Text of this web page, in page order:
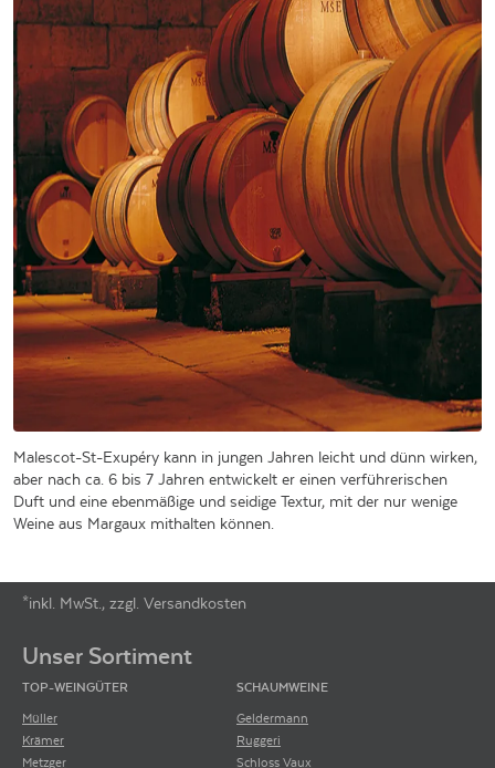
Malescot-St-Exupéry kann in jungen Jahren leicht und dünn wirken,
aber nach ca. 6 bis 7 Jahren entwickelt er einen verführerischen
Duft und eine ebenmäßige und seidige Textur, mit der nur wenige
Weine aus Margaux mithalten können.
*inkl. MwSt., zzgl. Versandkosten
Unser Sortiment
TOP-WEINGÜTER
Müller
Krämer
Metzger
SCHAUMWEINE
Geldermann
Ruggeri
Schloss Vaux